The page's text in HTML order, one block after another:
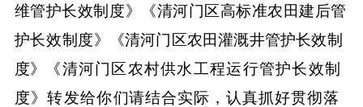
维管护长效制度》《清河门区高标准农田建后管
护长效制 度》《清河门区农田灌溉井管护长效制
度》 《清河门区农村供水工程运行管护长效制
度》转发给你们请结合实际，认真抓好贯彻落